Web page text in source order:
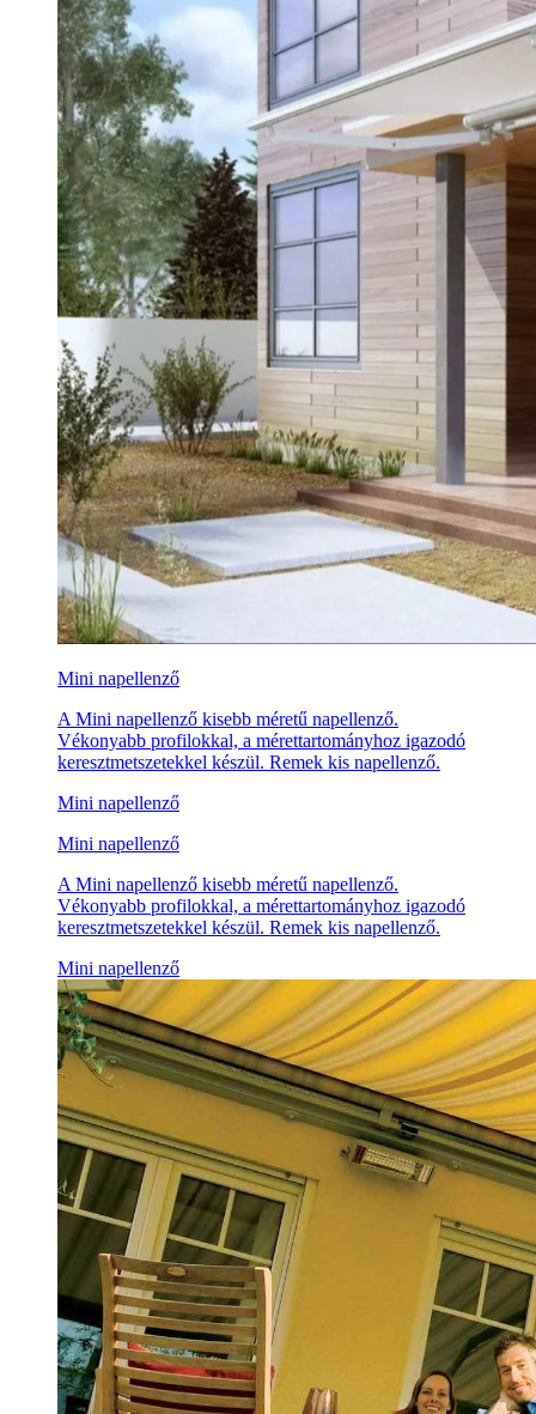
Mini napellenző
A Mini napellenző kisebb méretű napellenző.
Vékonyabb profilokkal, a mérettartományhoz igazodó
keresztmetszetekkel készül. Remek kis napellenző.
Mini napellenző
Mini napellenző
A Mini napellenző kisebb méretű napellenző.
Vékonyabb profilokkal, a mérettartományhoz igazodó
keresztmetszetekkel készül. Remek kis napellenző.
Mini napellenző